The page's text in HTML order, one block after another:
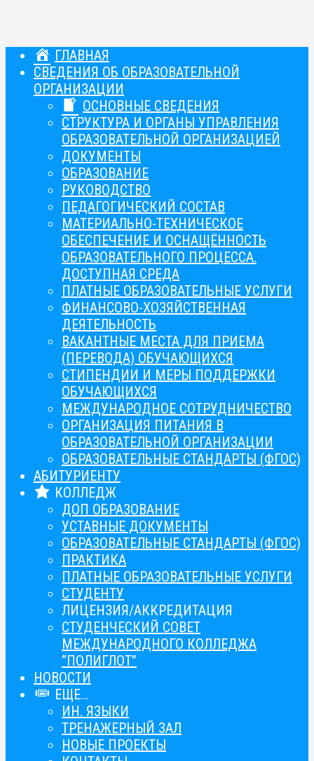
ГЛАВНАЯ
СВЕДЕНИЯ ОБ ОБРАЗОВАТЕЛЬНОЙ
ОРГАНИЗАЦИИ
ОСНОВНЫЕ СВЕДЕНИЯ
СТРУКТУРА И ОРГАНЫ УПРАВЛЕНИЯ
ОБРАЗОВАТЕЛЬНОЙ ОРГАНИЗАЦИЕЙ
ДОКУМЕНТЫ
ОБРАЗОВАНИЕ
РУКОВОДСТВО
ПЕДАГОГИЧЕСКИЙ СОСТАВ
МАТЕРИАЛЬНО-ТЕХНИЧЕСКОЕ
ОБЕСПЕЧЕНИЕ И ОСНАЩЁННОСТЬ
ОБРАЗОВАТЕЛЬНОГО ПРОЦЕССА.
ДОСТУПНАЯ СРЕДА
ПЛАТНЫЕ ОБРАЗОВАТЕЛЬНЫЕ УСЛУГИ
ФИНАНСОВО-ХОЗЯЙСТВЕННАЯ
ДЕЯТЕЛЬНОСТЬ
ВАКАНТНЫЕ МЕСТА ДЛЯ ПРИЕМА
(ПЕРЕВОДА) ОБУЧАЮЩИХСЯ
СТИПЕНДИИ И МЕРЫ ПОДДЕРЖКИ
ОБУЧАЮЩИХСЯ
МЕЖДУНАРОДНОЕ СОТРУДНИЧЕСТВО
ОРГАНИЗАЦИЯ ПИТАНИЯ В
ОБРАЗОВАТЕЛЬНОЙ ОРГАНИЗАЦИИ
ОБРАЗОВАТЕЛЬНЫЕ СТАНДАРТЫ (ФГОС)
АБИТУРИЕНТУ
КОЛЛЕДЖ
ДОП ОБРАЗОВАНИЕ
УСТАВНЫЕ ДОКУМЕНТЫ
ОБРАЗОВАТЕЛЬНЫЕ СТАНДАРТЫ (ФГОС)
ПРАКТИКА
ПЛАТНЫЕ ОБРАЗОВАТЕЛЬНЫЕ УСЛУГИ
СТУДЕНТУ
ЛИЦЕНЗИЯ/АККРЕДИТАЦИЯ
СТУДЕНЧЕСКИЙ СОВЕТ
МЕЖДУНАРОДНОГО КОЛЛЕДЖА
“ПОЛИГЛОТ”
НОВОСТИ
ЕЩЕ…
ИН. ЯЗЫКИ
ТРЕНАЖЕРНЫЙ ЗАЛ
НОВЫЕ ПРОЕКТЫ